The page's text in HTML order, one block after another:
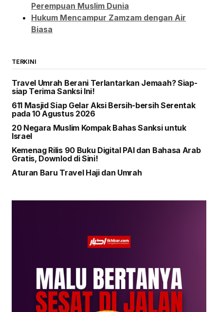
Perempuan Muslim Dunia
Hukum Mencampur Zamzam dengan Air
Biasa
TERKINI
Travel Umrah Berani Terlantarkan Jemaah? Siap-
siap Terima Sanksi Ini!
611 Masjid Siap Gelar Aksi Bersih-bersih Serentak
pada 10 Agustus 2026
20 Negara Muslim Kompak Bahas Sanksi untuk
Israel
Kemenag Rilis 90 Buku Digital PAI dan Bahasa Arab
Gratis, Downlod di Sini!
Aturan Baru Travel Haji dan Umrah